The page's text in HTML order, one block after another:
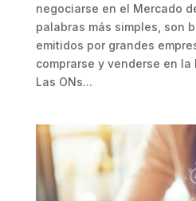
negociarse en el Mercado
palabras más simples, son
emitidos por grandes
comprarse y venderse en la
Las ONs...